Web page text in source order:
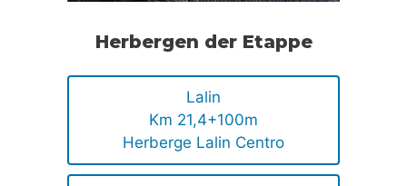
Herbergen der Etappe
Lalin
Km 21,4+100m
Herberge Lalin Centro